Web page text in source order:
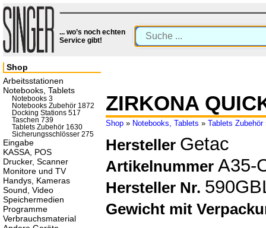
... wo’s noch echten
Service gibt!
ZIRKONA
Shop » Notebooks, Tablets » Tablets Zubehör
Hersteller Getac
Artikelnummer A35-
Hersteller Nr.
Gewicht mit
Shop
Arbeitsstationen
Notebooks, Tablets
Notebooks 3
Notebooks Zubehör 1872
Docking Stations 517
Taschen 739
Tablets Zubehör 1630
Sicherungsschlösser 275
Eingabe
KASSA, POS
Drucker, Scanner
Monitore und TV
Handys, Kameras
Sound, Video
Speichermedien
Programme
Verbrauchsmaterial